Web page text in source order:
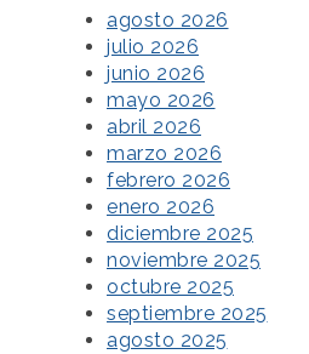
agosto 2026
julio 2026
junio 2026
mayo 2026
abril 2026
marzo 2026
febrero 2026
enero 2026
diciembre 2025
noviembre 2025
octubre 2025
septiembre 2025
agosto 2025